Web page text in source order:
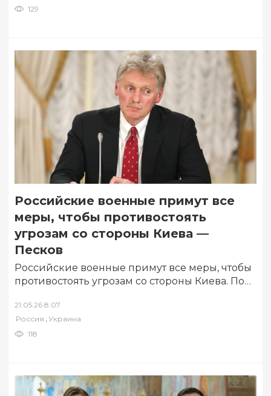
129
Российские военные примут все
меры, чтобы противостоять
угрозам со стороны Киева —
Песков
Российские военные примут все меры, чтобы
противостоять угрозам со стороны Киева. По
журналистам…
21.05.26 8:07
Россия ,Украина
118